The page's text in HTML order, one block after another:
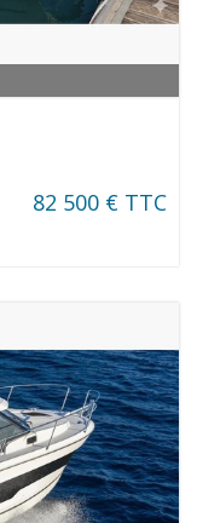
82 500 € TTC